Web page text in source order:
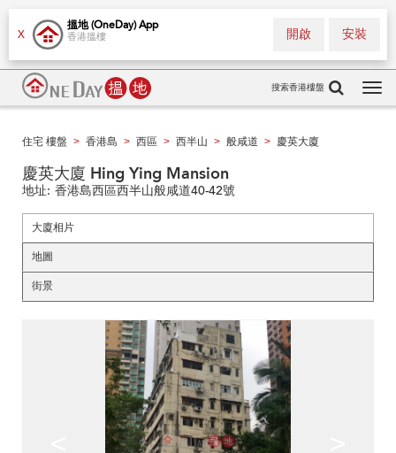
X
搵地 (OneDay) App
香港搵樓 安裝
開啟
搜索香港樓盤
住宅 樓盤 > 香港島 > 西區 > 西半山 > 般咸道 > 慶英大廈
慶英大廈 Hing Ying Mansion
地址: 香港島西區西半山般咸道40-42號
大廈相片
地圖
街景